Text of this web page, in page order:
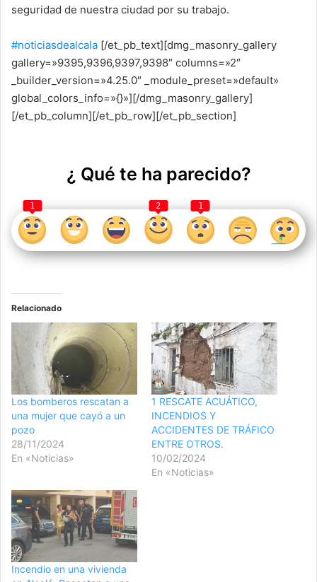
seguridad de nuestra ciudad por su trabajo.
#noticiasdealcala [/et_pb_text][dmg_masonry_gallery
gallery=»9395,9396,9397,9398″ columns=»2″
_builder_version=»4.25.0″ _module_preset=»default»
global_colors_info=»{}»][/dmg_masonry_gallery]
[/et_pb_column][/et_pb_row][/et_pb_section]
¿ Qué te ha parecido?
1 2 1
Relacionado
Los bomberos rescatan a
una mujer que cayó a un
pozo
28/11/2024
En «Noticias»
1 RESCATE ACUÁTICO,
INCENDIOS Y
ACCIDENTES DE TRÁFICO
ENTRE OTROS.
10/02/2024
En «Noticias»
Incendio en una vivienda